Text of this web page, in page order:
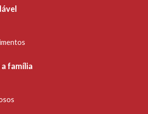
família